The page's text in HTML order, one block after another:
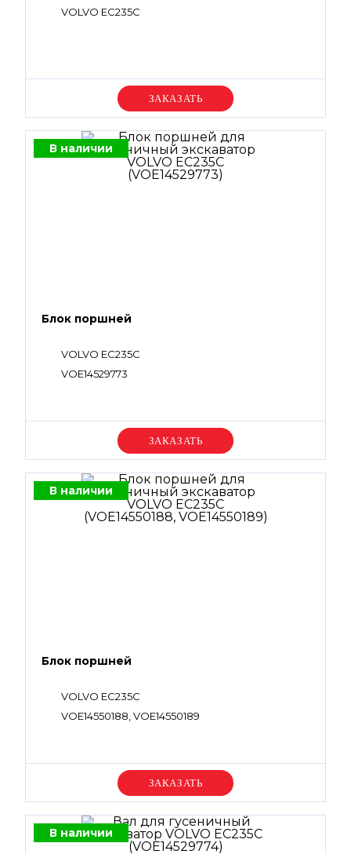
VOLVO EC235C
Уточняйте цену
В наличии
Блок поршней
VOLVO EC235C
VOE14529773
Уточняйте цену
В наличии
Блок поршней
VOLVO EC235C
VOE14550188, VOE14550189
Уточняйте цену
В наличии